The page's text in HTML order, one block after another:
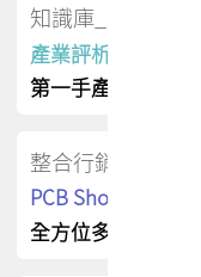
知識庫_會員專屬
產業評析報告
第一手產業資訊
整合行銷
PCB Shop 採購指南
全方位多元曝光方案